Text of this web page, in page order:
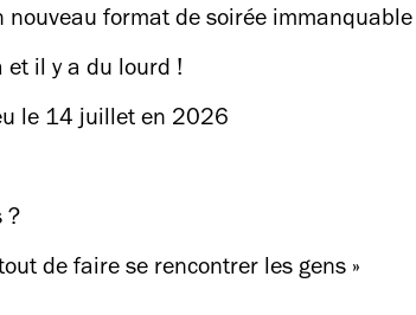
format de soirée
et il y a du lourd !
le 14 juillet en 2026
?
de faire se rencontrer les gens »